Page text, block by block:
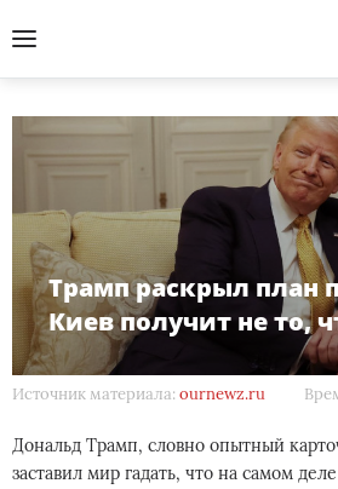
Трамп раскрыл план
Киев получит не то,
Источник материала: ournewz.ru
Дональд Трамп, словно опытный
заставил мир гадать, что на самом